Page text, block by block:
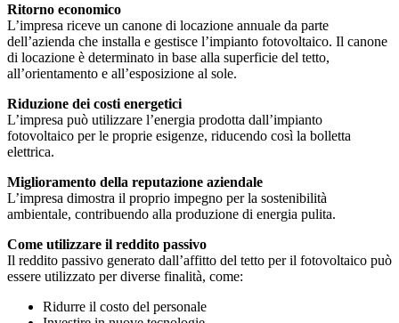
Ritorno economico
L’impresa riceve un canone di locazione annuale da parte
dell’azienda che installa e gestisce l’impianto fotovoltaico. Il canone
di locazione è determinato in base alla superficie del tetto,
all’orientamento e all’esposizione al sole.
Riduzione dei costi energetici
L’impresa può utilizzare l’energia prodotta dall’impianto
fotovoltaico per le proprie esigenze, riducendo così la bolletta
elettrica.
Miglioramento della reputazione aziendale
L’impresa dimostra il proprio impegno per la sostenibilità
ambientale, contribuendo alla produzione di energia pulita.
Come utilizzare il reddito passivo
Il reddito passivo generato dall’affitto del tetto per il fotovoltaico può
essere utilizzato per diverse finalità, come:
Ridurre il costo del personale